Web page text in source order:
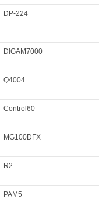
DP-224
DIGAM7000
Q4004
Control60
MG100DFX
R2
PAM5